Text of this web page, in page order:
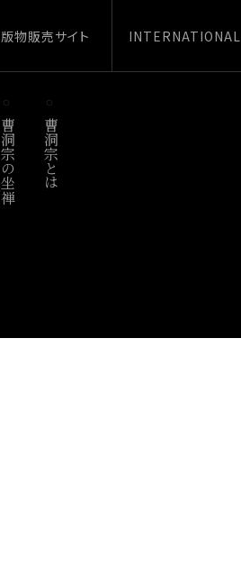
物販売サイト INTERNATIONAL
曹洞宗の坐禅 曹洞宗とは